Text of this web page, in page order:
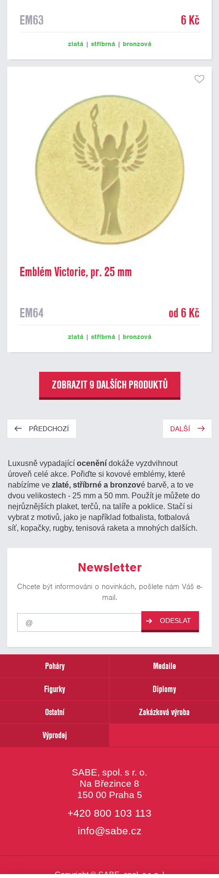
EM63 6 Kč
zlatá | stříbrná | bronzová
Emblém Victorie, pr. 25 mm
EM64 od 6 Kč
zlatá | stříbrná | bronzová
ZOBRAZIT 9 DALŠÍCH PRODUKTŮ
PŘEDCHOZÍ DALŠÍ
Luxusně vypadajícíoceněnídokáže vyzdvihnout
úroveň celé akce. Pořiďte si kovové emblémy, které
nabízíme vezlaté, stříbrné a bronzové barvě, a to ve
dvou velikostech - 25 mm a 50 mm. Použít je můžete do
nejrůznějších plaket, terčů, na talíře a poklice. Stačí si
vybrat z motivů, jako je například fotbalista, fotbalová
síť, kopačky, rugby, tenisová raketa a mnohých dalších.
Newsletter
Chcete být informováni o novinkách, pošlete nám Váš e-
mail.
Pro
odběr
našich
email
ODESLAT
Poháry
Medaile
Figurky
Diplomy
Ostatní
Zakázková výroba
Výprodej
SABE, spol. s r. o.
Na Březince 8
150 00 Praha 5
+420 800 103 113
info@sabe.cz
Copyright © SABE, spol. s r. o. |